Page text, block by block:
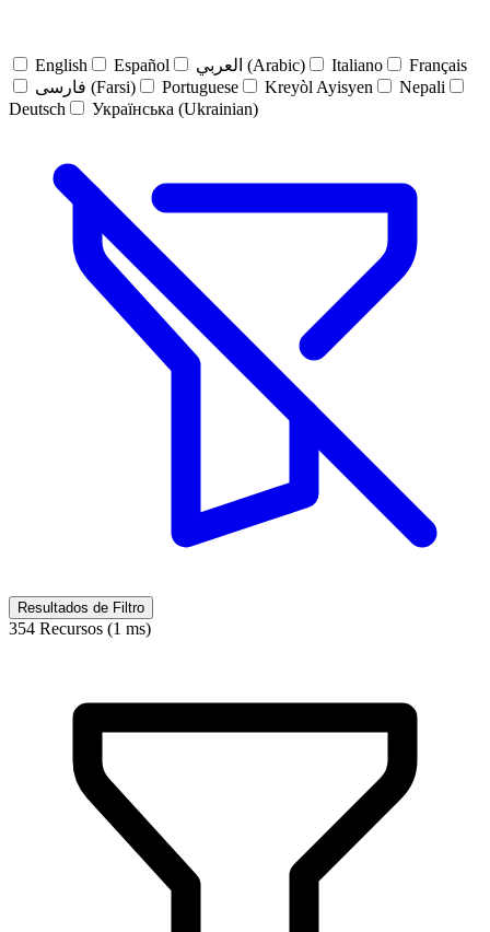
English Español العربي (Arabic) Italiano
Français
فارسی (Farsi)
Portuguese Kreyòl Ayisyen
Nepali
Deutsch
Українська (Ukrainian)
Resultados de Filtro
354 Recursos (1 ms)